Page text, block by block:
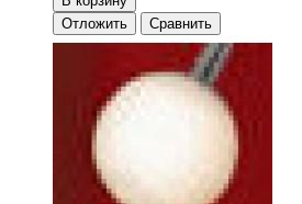
Отложить
Сравнить